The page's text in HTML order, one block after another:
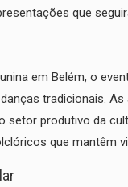
que
em Belém, o
tradicionais.
produtivo da
que mantêm